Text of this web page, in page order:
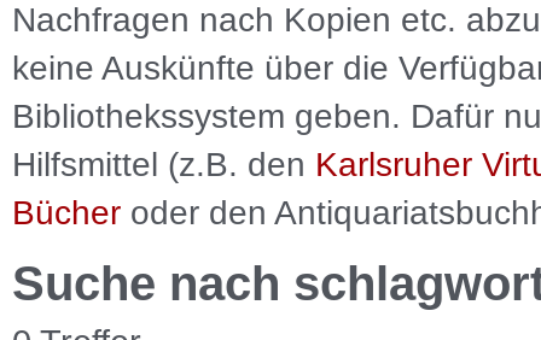
Nachfragen nach Kopien etc.
keine Auskünfte über die
Bibliothekssystem geben. Dafür
Hilfsmittel (z.B. den Karlsruher
Bücher oder den
Suche nach